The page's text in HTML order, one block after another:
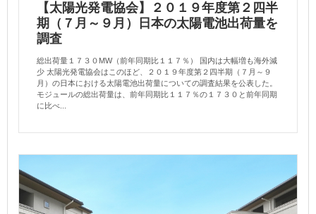
【太陽光発電協会】２０１９年度第２四半
期（７月～９月）日本の太陽電池出荷量を
調査
総出荷量１７３０MW（前年同期比１１７％） 国内は大幅増も海外減
少 太陽光発電協会はこのほど、２０１９年度第２四半期（７月～９
月）の日本における太陽電池出荷量についての調査結果を公表した。
モジュールの総出荷量は、前年同期比１１７％の１７３０と前年同期
に比べ...